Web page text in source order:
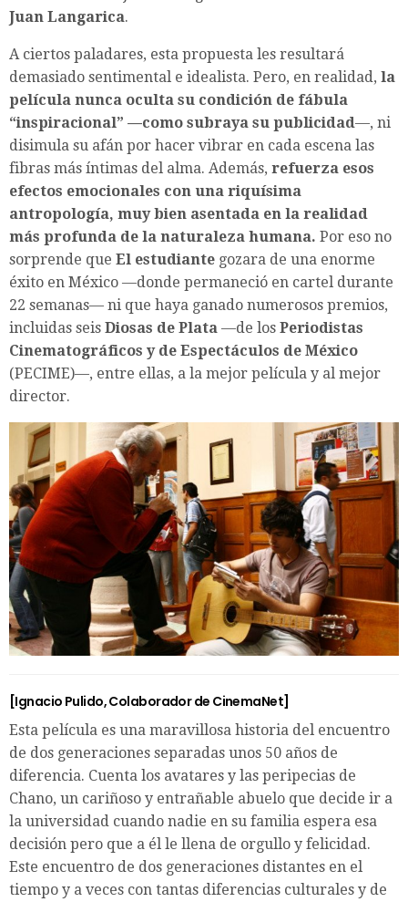
Juan Langarica.
A ciertos paladares, esta propuesta les resultará
demasiado sentimental e idealista. Pero, en realidad, la
película nunca oculta su condición de fábula
“inspiracional” —como subraya su publicidad—, ni
disimula su afán por hacer vibrar en cada escena las
fibras más íntimas del alma. Además, refuerza esos
efectos emocionales con una riquísima
antropología, muy bien asentada en la realidad
más profunda de la naturaleza humana. Por eso no
sorprende que El estudiante gozara de una enorme
éxito en México —donde permaneció en cartel durante
22 semanas— ni que haya ganado numerosos premios,
incluidas seis Diosas de Plata —de los Periodistas
Cinematográficos y de Espectáculos de México
(PECIME)—, entre ellas, a la mejor película y al mejor
director.
[Ignacio Pulido, Colaborador de CinemaNet]
Esta película es una maravillosa historia del encuentro
de dos generaciones separadas unos 50 años de
diferencia. Cuenta los avatares y las peripecias de
Chano, un cariñoso y entrañable abuelo que decide ir a
la universidad cuando nadie en su familia espera esa
decisión pero que a él le llena de orgullo y felicidad.
Este encuentro de dos generaciones distantes en el
tiempo y a veces con tantas diferencias culturales y de